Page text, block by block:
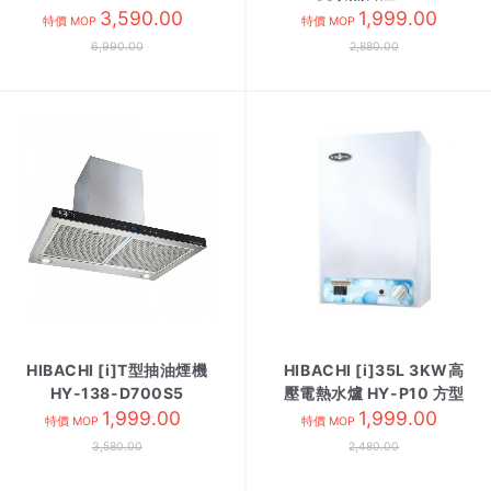
特價 MOP 3,590.00
6,990.00
2300LP/LPG
特價 MOP 1,999.00
2,880.00
HIBACHI [i]T型抽油煙機
HY-138-D700S5
特價 MOP 1,999.00
3,580.00
HIBACHI [i]35L 3KW高
壓電熱水爐 HY-P10 方型
特價 MOP 1,999.00
2,480.00